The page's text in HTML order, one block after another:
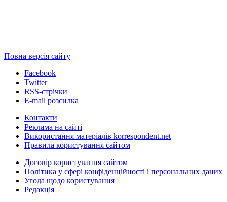
Повна версія сайту
Facebook
Twitter
RSS-стрічки
E-mail розсилка
Контакти
Реклама на сайті
Використання матеріалів korrespondent.net
Правила користування сайтом
Договір користування сайтом
Політика у сфері конфіденційності і персональних даних
Угода щодо користування
Редакція